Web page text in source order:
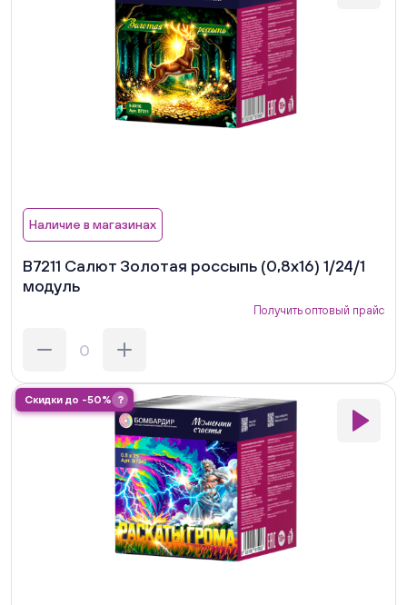
Наличие в магазинах
В7211 Салют Золотая россыпь (0,8х16) 1/24/1
модуль
Получить оптовый прайс
Скидки до -50% ?